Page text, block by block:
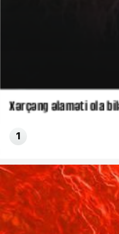
Xərçəng əlaməti ola
1